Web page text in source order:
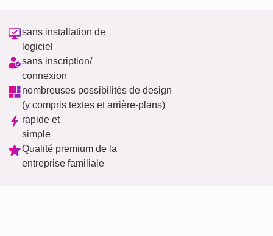
sans installation de
logiciel
sans inscription/
connexion
nombreuses possibilités de design
(y compris textes et arrière-plans)
rapide et
simple
Qualité premium de la
entreprise familiale